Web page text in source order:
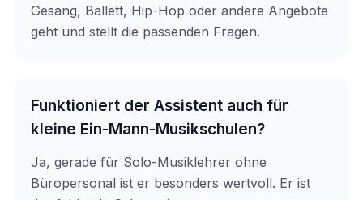
Gesang, Ballett, Hip-Hop oder andere Angebote
geht und stellt die passenden Fragen.
Funktioniert der Assistent auch für
kleine Ein-Mann-Musikschulen?
Ja, gerade für Solo-Musiklehrer ohne
Büropersonal ist er besonders wertvoll. Er ist